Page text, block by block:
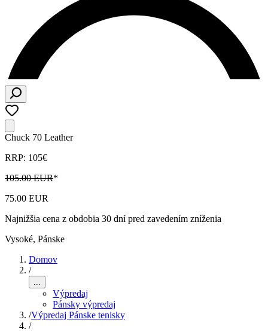
Chuck 70 Leather
RRP: 105€
105.00 EUR*
75.00 EUR
Najnižšia cena z obdobia 30 dní pred zavedením zníženia
Vysoké, Pánske
Domov
/
...
Výpredaj
Pánsky výpredaj
/Výpredaj Pánske tenisky
/